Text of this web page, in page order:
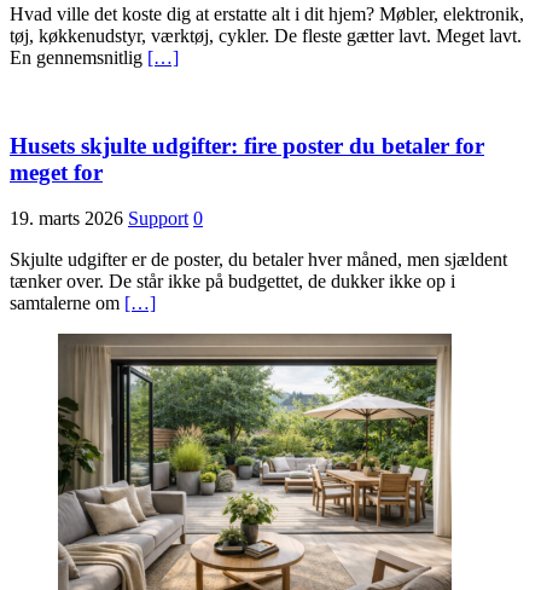
Hvad ville det koste dig at erstatte alt i dit hjem? Møbler, elektronik,
tøj, køkkenudstyr, værktøj, cykler. De fleste gætter lavt. Meget lavt.
En gennemsnitlig […]
Husets skjulte udgifter: fire poster du betaler for
meget for
19. marts 2026 Support 0
Skjulte udgifter er de poster, du betaler hver måned, men sjældent
tænker over. De står ikke på budgettet, de dukker ikke op i
samtalerne om […]